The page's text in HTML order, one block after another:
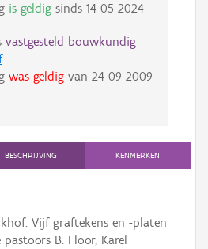
is geldigsinds 14-05-2024
vastgesteld bouwkundig
was geldigvan 24-09-2009
BESCHRIJVING KENMERKEN
Vijf graftekens en -platen
B. Floor, Karel